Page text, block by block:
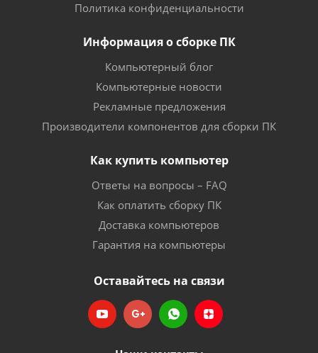
Политика конфиденциальности
Информация о сборке ПК
Компьютерный блог
Компьютерные новости
Рекламные предложения
Производители компонентов для сборки ПК
Как купить компьютер
Ответы на вопросы – FAQ
Как оплатить сборку ПК
Доставка компьютеров
Гарантия на компьютеры
Оставайтесь на связи